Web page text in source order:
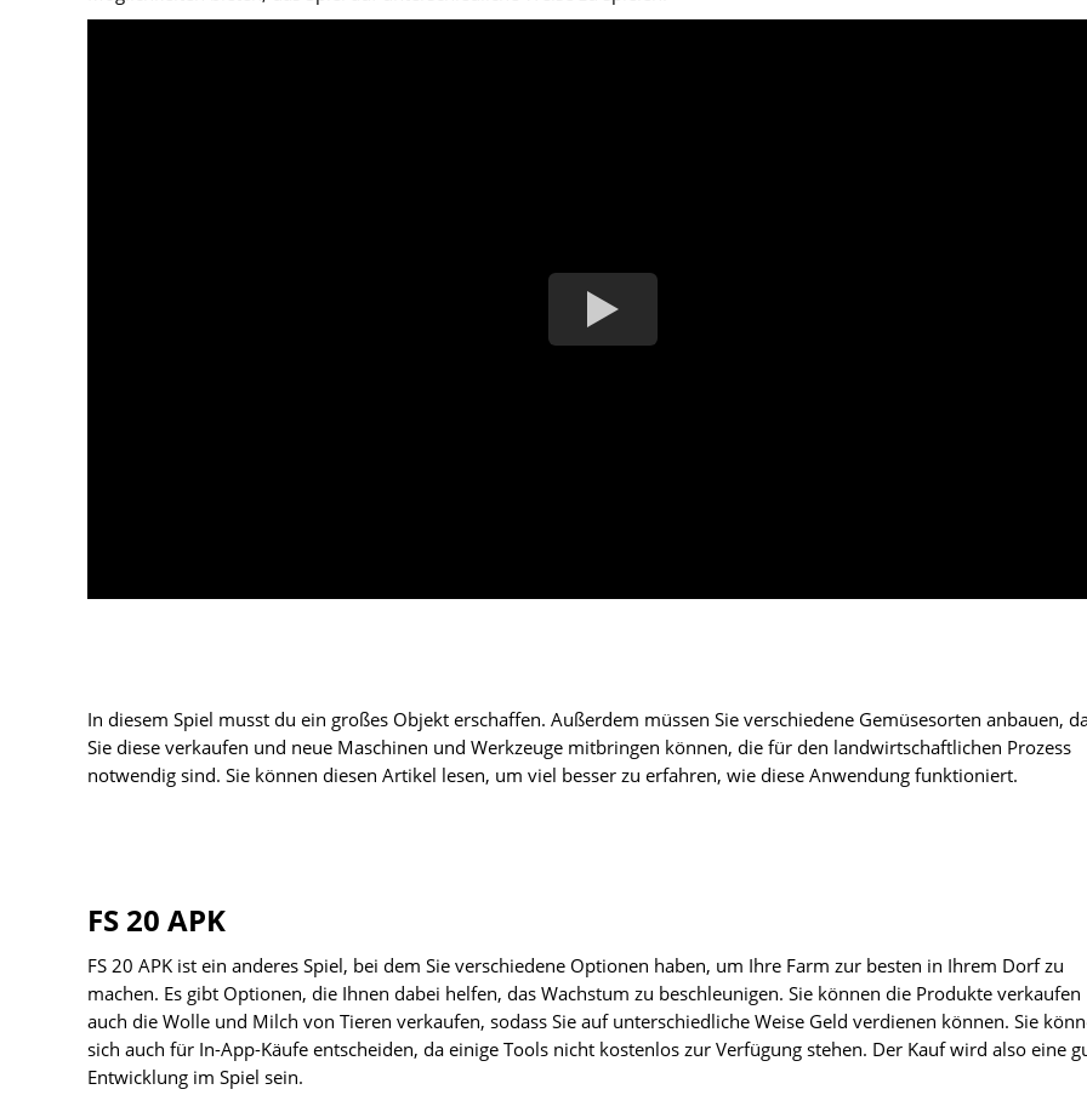
In diesem Spiel musst du ein großes Objekt erschaffen. Außerdem müssen Sie verschiedene Gemüsesorten anbauen,
Sie diese verkaufen und neue Maschinen und Werkzeuge mitbringen können, die für den landwirtschaftlichen Prozess
notwendig sind. Sie können diesen Artikel lesen, um viel besser zu erfahren, wie diese Anwendung funktioniert.
FS 20 APK
FS 20 APK ist ein anderes Spiel, bei dem Sie verschiedene Optionen haben, um Ihre Farm zur besten in Ihrem Dorf zu
machen. Es gibt Optionen, die Ihnen dabei helfen, das Wachstum zu beschleunigen. Sie können die Produkte verkaufen
auch die Wolle und Milch von Tieren verkaufen, sodass Sie auf unterschiedliche Weise Geld verdienen können. Sie
sich auch für In-App-Käufe entscheiden, da einige Tools nicht kostenlos zur Verfügung stehen. Der Kauf wird also eine
Entwicklung im Spiel sein.